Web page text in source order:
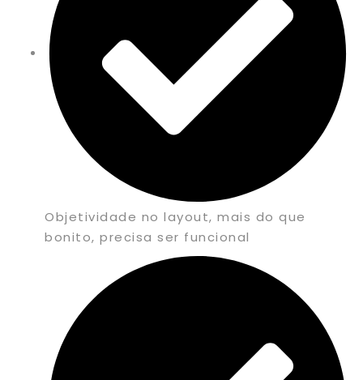
Objetividade no layout, mais do que
bonito, precisa ser funcional